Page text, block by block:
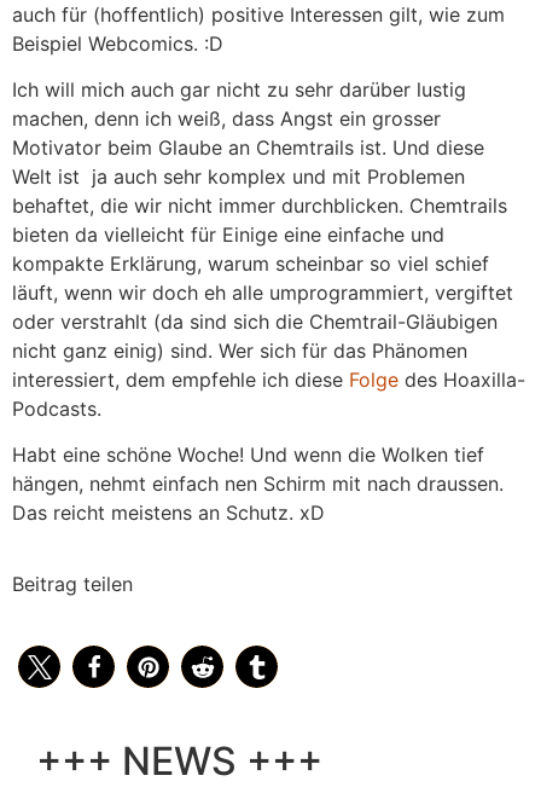
auch für (hoffentlich) positive Interessen gilt, wie zum
Beispiel Webcomics. :D
Ich will mich auch gar nicht zu sehr darüber lustig
machen, denn ich weiß, dass Angst ein grosser
Motivator beim Glaube an Chemtrails ist. Und diese
Welt ist ja auch sehr komplex und mit Problemen
behaftet, die wir nicht immer durchblicken. Chemtrails
bieten da vielleicht für Einige eine einfache und
kompakte Erklärung, warum scheinbar so viel schief
läuft, wenn wir doch eh alle umprogrammiert, vergiftet
oder verstrahlt (da sind sich die Chemtrail-Gläubigen
nicht ganz einig) sind. Wer sich für das Phänomen
interessiert, dem empfehle ich diese Folge des Hoaxilla-
Podcasts.
Habt eine schöne Woche! Und wenn die Wolken tief
hängen, nehmt einfach nen Schirm mit nach draussen.
Das reicht meistens an Schutz. xD
Beitrag teilen
+++ NEWS +++